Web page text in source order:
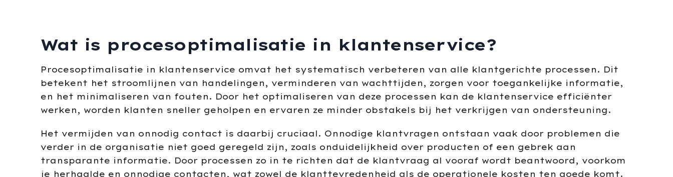
Wat is procesoptimalisatie in klantenservice?
Procesoptimalisatie in klantenservice omvat het systematisch verbeteren van alle klantgerichte processen. Dit
betekent het stroomlijnen van handelingen, verminderen van wachttijden, zorgen voor toegankelijke informatie,
en het minimaliseren van fouten. Door het optimaliseren van deze processen kan de klantenservice efficiënter
werken, worden klanten sneller geholpen en ervaren ze minder obstakels bij het verkrijgen van ondersteuning.
Het vermijden van onnodig contact is daarbij cruciaal. Onnodige klantvragen ontstaan vaak door problemen die
verder in de organisatie niet goed geregeld zijn, zoals onduidelijkheid over producten of een gebrek aan
transparante informatie. Door processen zo in te richten dat de klantvraag al vooraf wordt beantwoord, voorkom
je herhaalde en onnodige contacten, wat zowel de klanttevredenheid als de operationele kosten ten goede komt.